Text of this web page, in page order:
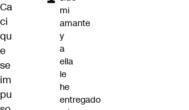
Ca
ci
qu
e
se
im
pu
mi
amante
y
a
ella
le
he
entregado